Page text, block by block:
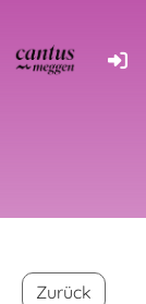
Zurück